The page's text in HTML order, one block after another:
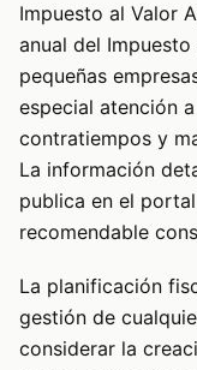
Impuesto al Valor
anual del Impuesto
pequeñas
especial atención
contratiempos y
La información
publica en el
recomendable
La planificación
gestión de
considerar la